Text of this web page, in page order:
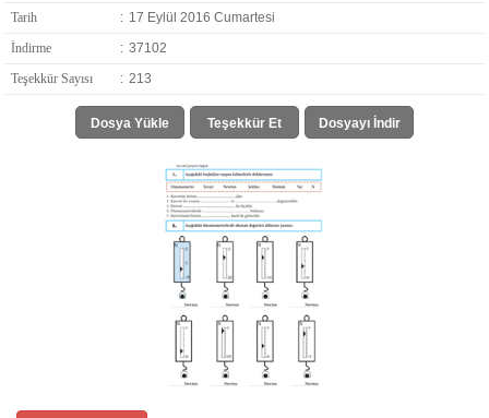
Tarih
: 17 Eylül 2016 Cumartesi
İndirme
: 37102
Teşekkür Sayısı
: 213
Dosya Yükle Teşekkür Et Dosyayı İndir